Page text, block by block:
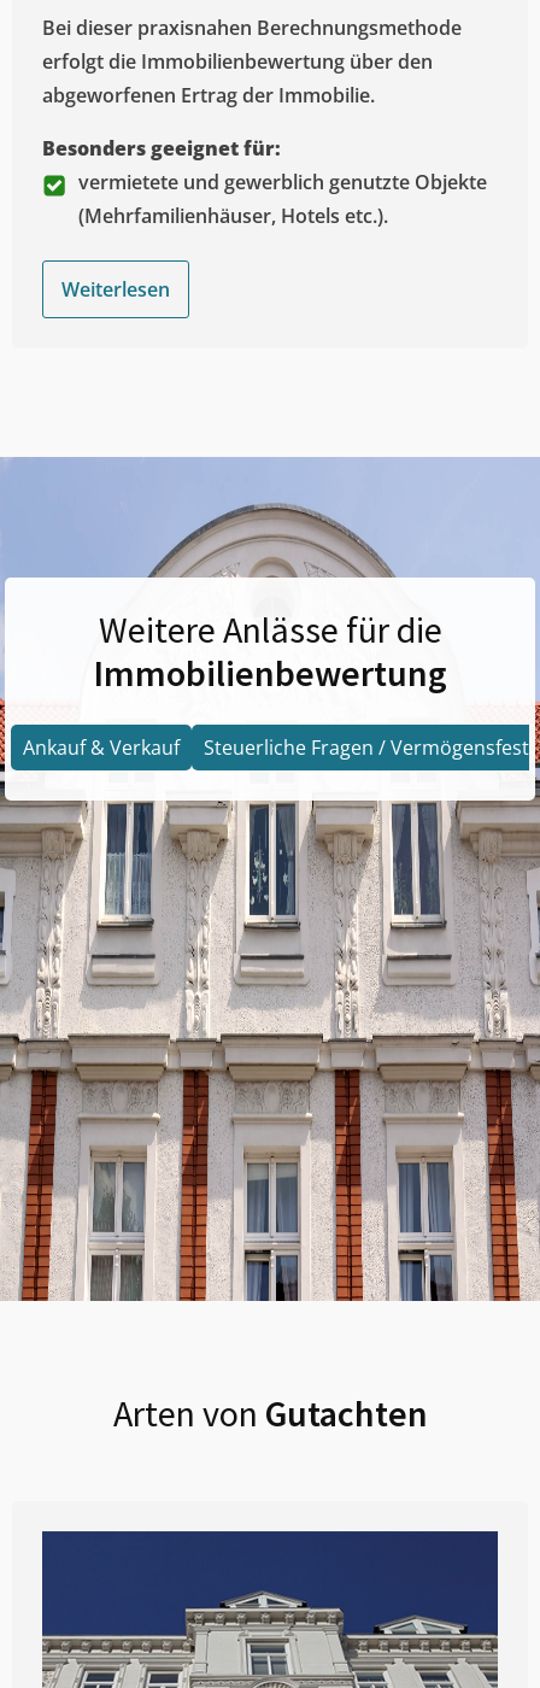
Bei dieser praxisnahen Berechnungsmethode
erfolgt die Immobilienbewertung über den
abgeworfenen Ertrag der Immobilie.
Besonders geeignet für:
vermietete und gewerblich genutzte Objekte
(Mehrfamilienhäuser, Hotels etc.).
Weiterlesen
Weitere Anlässe für die
Immobilienbewertung
Ankauf & Verkauf Steuerliche Fragen /
Arten von Gutachten